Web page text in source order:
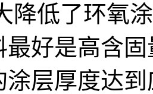
降低了环氧
最好是高含
涂层厚度达